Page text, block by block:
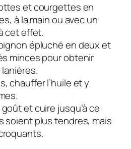
et courgettes en
à la main ou avec un
cet effet.
épluché en deux et
minces pour obtenir
chauffer l’huile et y
et cuire jusqu’à ce
soient plus tendres, mais